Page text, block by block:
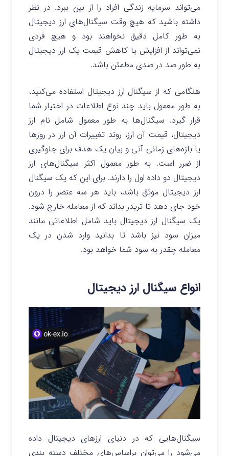
می‌تواند سرمایه زندگی افراد را از بین ببرد. در نظر
داشته باشید که هیچ وقت سیگنال‌های ارز دیجیتال
به طور کامل دقیق نخواهند بود و هیچ فردی
نمی‌تواند از افزایش یا کاهش قیمت یک ارز دیجیتال
به طور صد در صدی مطمئن باشد.
هنگامی که از سیگنال ارز دیجیتال استفاده می‌کنید،
به طور معمول باید چند نوع اطلاعات در اختیار شما
قرار گیرد. سیگنال‌ها به طور معمول شامل نام ارز
دیجیتال، قیمت آن ارز، روند تغییرات آن ارز در روزها
یا بازه‌های زمانی آتی و بیان یک هدف برای جلوگیری
از ضرر است. به طور معمول اکثر سیگنال‌های ارز
دیجیتال دو داده اول را دارند. برای این که یک سیگنال
ارز دیجیتال موثق باشد، باید هر سه عنصر را درون
خود جای دهد تا تریدر بداند که از معامله خارج شود.
یک سیگنال ارز دیجیتال باید شامل اطلاعاتی مانند
میزان سود نیز باشد تا بدانید وارد شدن در یک
معامله چقدر به سود شما خواهد بود.
انواع سیگنال ارز دیجیتال
سیگنال‌هایی که در دنیای ارزهای دیجیتال داده
می‌شود را می‌توان براساس‌های مختلف دسته بندی